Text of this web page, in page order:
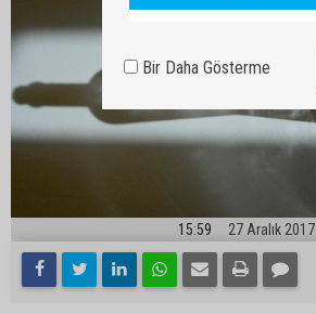
15:59 27 Aralık 2017
Bir Daha Gösterme